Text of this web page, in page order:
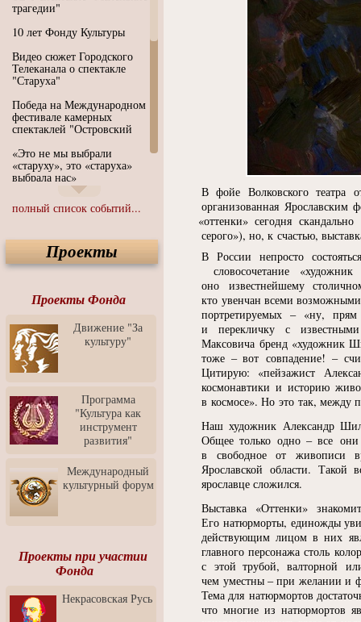
трагедии"
10 лет Фонду Культуры
Видео сюжет Городского
Телеканала о спектакле
"Старуха"
Победа на Международном
фестивале камерных
спектаклей "Островский
«Это не мы выбрали
«старуху», это «старуха»
выбрала нас»
Иммерсивный спектакль
"Язык чистого полета
Спектакль "Крик" в Музее
Современного Искусства
современного искусства от
Медиа-школа "ФОКУС"
Моноспектакль
"Вертинский. Исповедь
Барона"
"Притяжение" в центре
ЛЕКСУС - ЯРОСЛАВЛЬ
Презентация выставки
Зураба Церетели
Пресс-конференция к
открытию выставки Зураба
Церетели
Фестиваль уличной
Отчётный концерт детского
театра танца "Задоринка"
Профессионалов - Эпизод
3: Обусловленности
полный список событий...
Проекты
Проекты Фонда
Движение "За
культуру"
Программа
"Культура как
инструмент
развития"
Международный
культурный форум
Проекты при участии
Фонда
Некрасовская Русь
В фойе Волковского театра
организованная Ярославским
«оттенки» сегодня
серого»), но, к счастью,
В России непросто
словосочетание
«
оно известнейшему
кто увенчан всеми
портретируемых – «ну,
и перекличку с
Максовича бренд «художник
тоже – вот совпадение! –
Цитирую:
«пейзажист
космонавтики и историю
в космосе». Но это так, между
Наш художник Александр
Общее только одно – все
в свободное от живописи
Ярославской области. Такой
ярославце сложился.
Выставка
«Оттенки»
Его натюрморты, единожды
действующим лицом в них
главного персонажа столь
с этой трубой, валторной
чем уместны – при желании и
Тема для натюрмортов
что многие из натюрмортов